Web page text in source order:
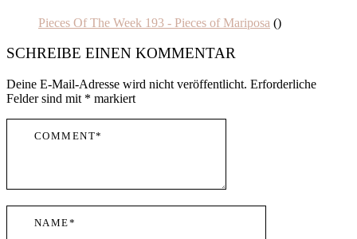
Pieces Of The Week 193 - Pieces of Mariposa ()
SCHREIBE EINEN KOMMENTAR
Deine E-Mail-Adresse wird nicht veröffentlicht. Erforderliche
Felder sind mit * markiert